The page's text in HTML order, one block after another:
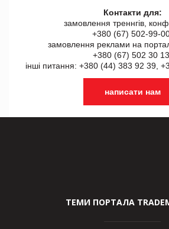
Контакти для:
замовлення треннгів,
+380 (67) 502-99-
замовлення реклами на
+380 (67) 502 30 13,
інші питання: +380 (44) 383 92 39,
написати нам
ТЕМИ ПОРТАЛА